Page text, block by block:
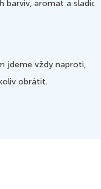
barviv, aromat a
jdeme vždy naproti,
obrátit.